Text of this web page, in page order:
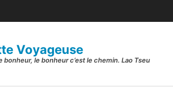
Voyageuse
bonheur, le bonheur c’est le chemin. Lao Tseu